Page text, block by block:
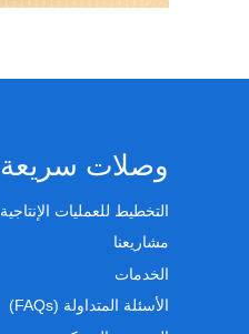
وصلات سريعة
التخطيط للعمليات الإنتاجية
مشاريعنا
الخدمات
الأسئلة المتداولة (FAQs)